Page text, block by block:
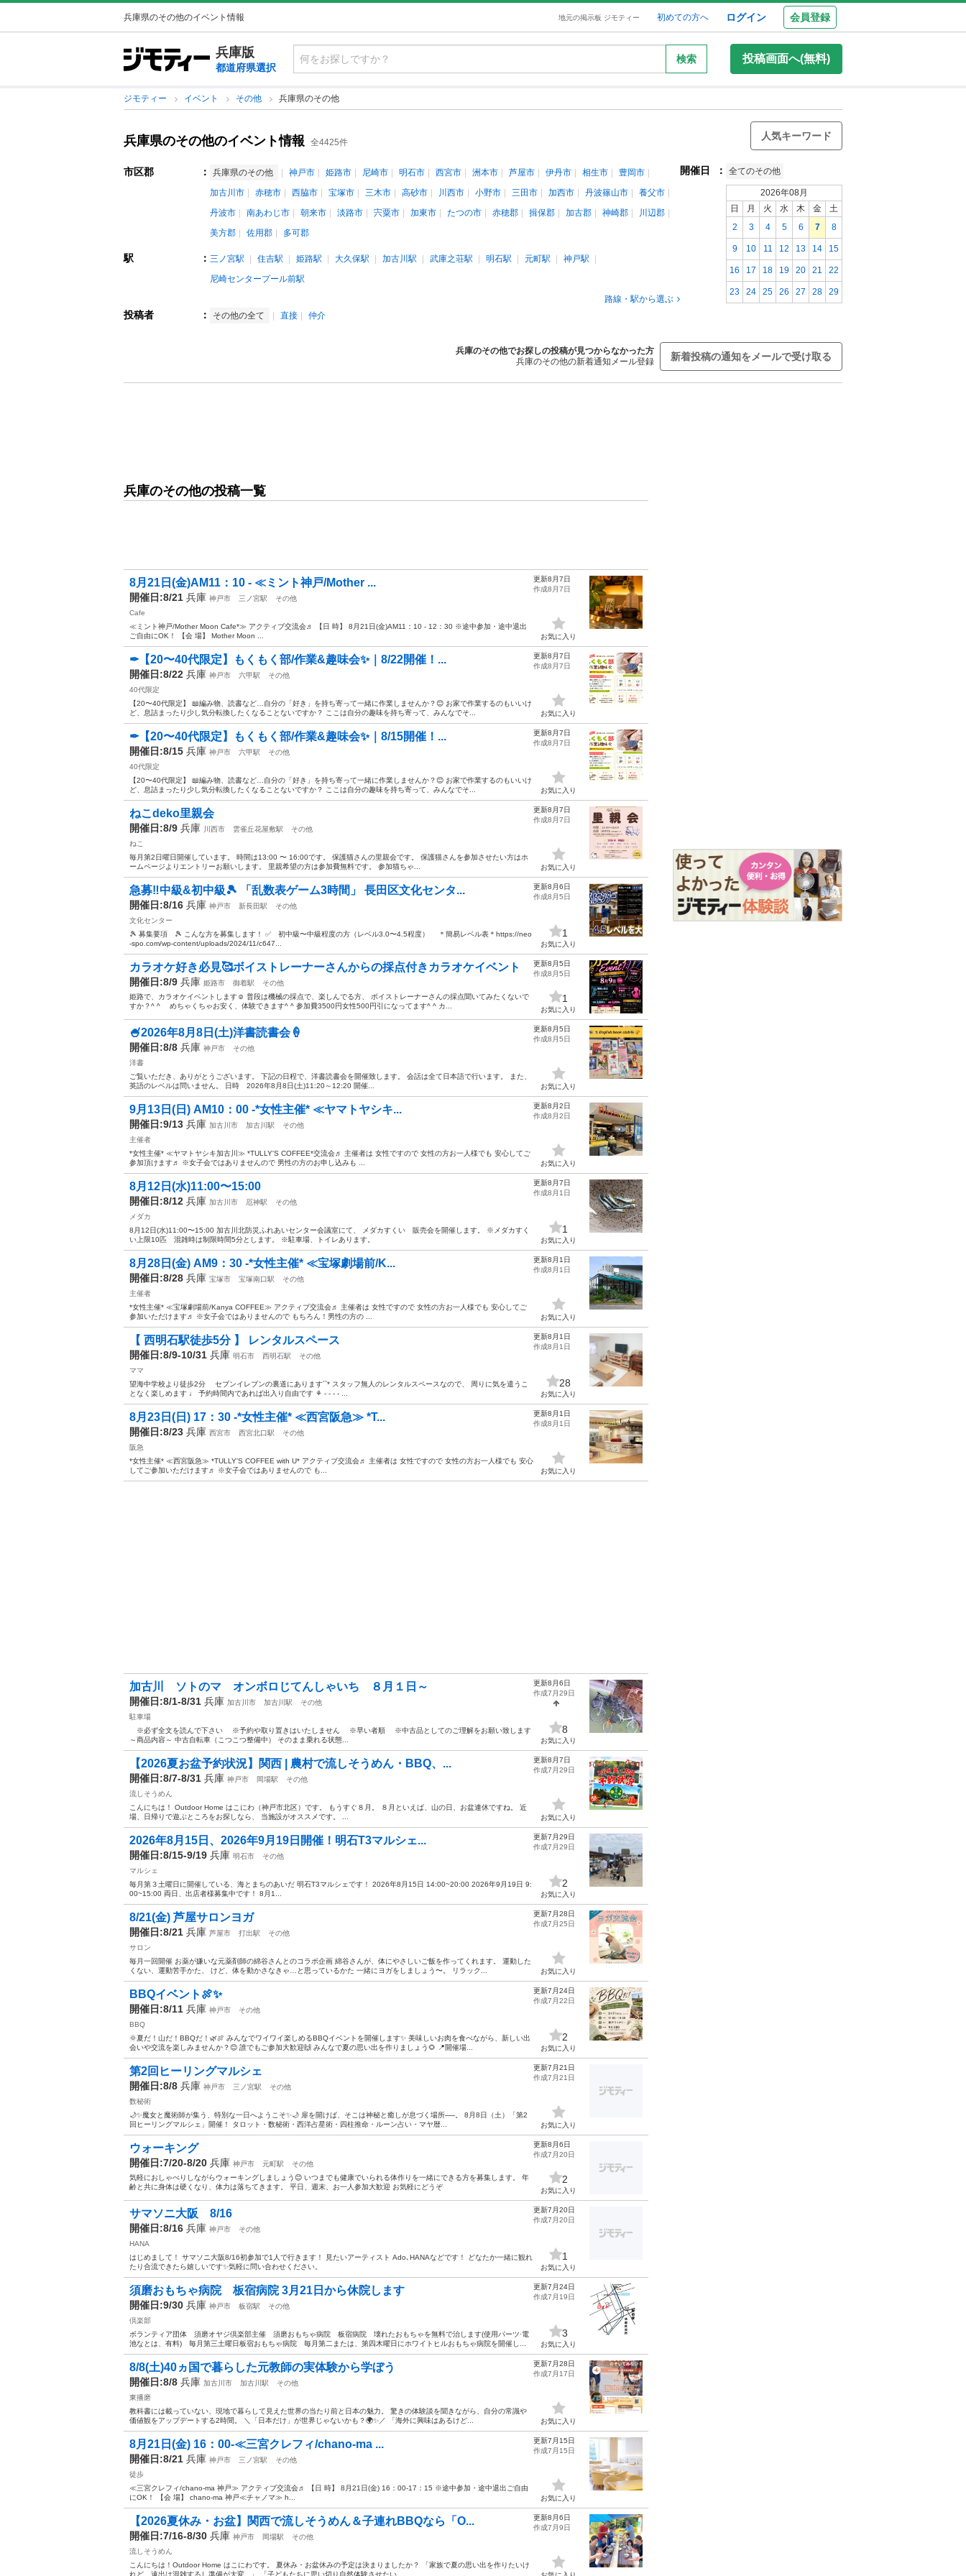
兵庫県のその他のイベント情報 地元の掲示板 ジモティー 初めての方へ ログイン 会員登録
兵庫版
都道府県選択
検索 投稿画面へ(無料)
ジモティー イベント その他 兵庫県のその他
兵庫県のその他のイベント情報 全4425件
人気キーワード
市区郡 ： 兵庫県のその他 神戸市 姫路市 尼崎市 明石市 西宮市 洲本市 芦屋市 伊丹市 相生市
豊岡市
加古川市
赤穂市 西脇市 宝塚市 三木市 高砂市 川西市 小野市 三田市 加西市 丹波篠山市
養父市
丹波市
南あわじ市 朝来市 淡路市 宍粟市 加東市 たつの市 赤穂郡 揖保郡 加古郡 神崎郡
川辺郡
美方郡
佐用郡 多可郡
駅 ： 三ノ宮駅 住吉駅 姫路駅 大久保駅 加古川駅 武庫之荘駅 明石駅 元町駅
神戸駅
尼崎センタープール前駅
路線・駅から選ぶ
投稿者 ： その他の全て 直接 仲介
開催日 ： 全てのその他
2026年08月
日
月 火 水 木 金
土
2
3 4 5 6 7 8
9 10 11 12 13 14 15
16 17 18 19 20 21 22
23 24 25 26 27 28 29
兵庫のその他でお探しの投稿が見つからなかった方
兵庫のその他の新着通知メール登録
新着投稿の通知をメールで受け取る
兵庫のその他の投稿一覧
8月21日(金)AM11：10 - ≪ミント神戸/Mother ...
開催日:8/21 兵庫 神戸市 三ノ宮駅
その他
Cafe
≪ミント神戸/Mother Moon Cafe*≫ アクティブ交流会♬ 【日 時】 8月21日(金)AM11：10 - 12：30 ※途中参加・途中退出
ご自由にOK！ 【会 場】 Mother Moon ...
更新8月7日
作成8月7日
お気に入り
✒【20〜40代限定】もくもく部/作業&趣味会✨｜8/22開催！...
開催日:8/22 兵庫 神戸市 六甲駅
その他
40代限定
【20〜40代限定】 📖編み物、読書など…自分の「好き」を持ち寄って一緒に作業しませんか？😊 お家で作業するのもいいけ
ど、息詰まったり少し気分転換したくなることないですか？ ここは自分の趣味を持ち寄って、みんなでそ...
更新8月7日
作成8月7日
お気に入り
✒【20〜40代限定】もくもく部/作業&趣味会✨｜8/15開催！...
開催日:8/15 兵庫 神戸市 六甲駅
その他
40代限定
【20〜40代限定】 📖編み物、読書など…自分の「好き」を持ち寄って一緒に作業しませんか？😊 お家で作業するのもいいけ
ど、息詰まったり少し気分転換したくなることないですか？ ここは自分の趣味を持ち寄って、みんなでそ...
更新8月7日
作成8月7日
お気に入り
ねこdeko里親会
開催日:8/9 兵庫 川西市 雲雀丘花屋敷駅
その他
ねこ
毎月第2日曜日開催しています。 時間は13:00 〜 16:00です。 保護猫さんの里親会です。 保護猫さんを参加させたい方はホ
ームページよりエントリーお願いします。 里親希望の方は参加費無料です。 参加猫ちゃ...
更新8月7日
作成8月7日
お気に入り
急募‼️中級&初中級🎾 「乱数表ゲーム3時間」 長田区文化センタ...
開催日:8/16 兵庫 神戸市 新長田駅
その他
文化センター
🎾 募集要項 🎾 こんな方を募集します！ ✅ 初中級〜中級程度の方（レベル3.0〜4.5程度） ＊簡易レベル表＊https://neo
-spo.com/wp-content/uploads/2024/11/c647...
更新8月6日
作成8月5日
1
お気に入り
カラオケ好き必見🥰ボイストレーナーさんからの採点付きカラオケイベント
開催日:8/9 兵庫 姫路市 御着駅
その他
姫路で、カラオケイベントします☺️ 普段は機械の採点で、楽しんでる方、 ボイストレーナーさんの採点聞いてみたくないで
すか？^ ^ めちゃくちゃお安く、体験できます^ ^ 参加費3500円女性500円引になってます^ ^ カ...
更新8月5日
作成8月5日
1
お気に入り
🍧2026年8月8日(土)洋書読書会🍦
開催日:8/8 兵庫 神戸市
その他
洋書
ご覧いただき、ありがとうございます。 下記の日程で、洋書読書会を開催致します。 会話は全て日本語で行います。 また、
英語のレベルは問いません。 日時 2026年8月8日(土)11:20～12:20 開催...
更新8月5日
作成8月5日
お気に入り
9月13日(日) AM10：00 -*女性主催* ≪ヤマトヤシキ...
開催日:9/13 兵庫 加古川市 加古川駅
その他
主催者
*女性主催* ≪ヤマトヤシキ加古川≫ *TULLY'S COFFEE*交流会♬ 主催者は 女性ですので 女性の方お一人様でも 安心してご
参加頂けます♬ ※女子会ではありませんので 男性の方のお申し込みも ...
更新8月2日
作成8月2日
お気に入り
8月12日(水)11:00〜15:00
開催日:8/12 兵庫 加古川市 厄神駅
その他
メダカ
8月12日(水)11:00〜15:00 加古川北防災ふれあいセンター会議室にて、 メダカすくい 販売会を開催します。 ※メダカすく
い上限10匹 混雑時は制限時間5分とします。 ※駐車場、トイレあります。
更新8月7日
作成8月1日
1
お気に入り
8月28日(金) AM9：30 -*女性主催* ≪宝塚劇場前/K...
開催日:8/28 兵庫 宝塚市 宝塚南口駅
その他
主催者
*女性主催* ≪宝塚劇場前/Kanya COFFEE≫ アクティブ交流会♬ 主催者は 女性ですので 女性の方お一人様でも 安心してご
参加いただけます♬ ※女子会ではありませんので もちろん！男性の方の ...
更新8月1日
作成8月1日
お気に入り
【 西明石駅徒歩5分 】 レンタルスペース
開催日:8/9-10/31 兵庫 明石市 西明石駅
その他
ママ
望海中学校より徒歩2分 セブンイレブンの裏道にあります´`* スタッフ無人のレンタルスペースなので、 周りに気を遣うこ
となく楽しめます ♩ 予約時間内であれば出入り自由です ⚘ ‪- - - - ...
更新8月1日
作成8月1日
28
お気に入り
8月23日(日) 17：30 -*女性主催* ≪西宮阪急≫ *T...
開催日:8/23 兵庫 西宮市 西宮北口駅
その他
阪急
*女性主催* ≪西宮阪急≫ *TULLY'S COFFEE with U* アクティブ交流会♬ 主催者は 女性ですので 女性の方お一人様でも 安心
してご参加いただけます♬ ※女子会ではありませんので も...
更新8月1日
作成8月1日
お気に入り
加古川 ソトのマ オンボロじてんしゃいち ８月１日～
開催日:8/1-8/31 兵庫 加古川市 加古川駅
その他
駐車場
※必ず全文を読んで下さい ※予約や取り置きはいたしません ※早い者順 ※中古品としてのご理解をお願い致します
～商品内容～ 中古自転車（こつこつ整備中） そのまま乗れる状態...
更新8月6日
作成7月29日
8
お気に入り
【2026夏お盆予約状況】関西 | 農村で流しそうめん・BBQ、...
開催日:8/7-8/31 兵庫 神戸市 岡場駅
その他
流しそうめん
こんにちは！ Outdoor Home はこにわ（神戸市北区）です。 もうすぐ８月。 ８月といえば、山の日、お盆連休ですね。 近
場、日帰りで遊ぶところをお探しなら、 当施設がオススメです。 ...
更新8月7日
作成7月29日
お気に入り
2026年8月15日、2026年9月19日開催！明石T3マルシェ...
開催日:8/15-9/19 兵庫 明石市
その他
マルシェ
毎月第３土曜日に開催している、海とまちのあいだ 明石T3マルシェです！ 2026年8月15日 14:00~20:00 2026年9月19日 9:
00~15:00 両日、出店者様募集中です！ 8月1...
更新7月29日
作成7月29日
2
お気に入り
8/21(金) 芦屋サロンヨガ
開催日:8/21 兵庫 芦屋市 打出駅
その他
サロン
毎月一回開催 お薬が嫌いな元薬剤師の綿谷さんとのコラボ企画 綿谷さんが、体にやさしいご飯を作ってくれます。 運動した
くない、運動苦手かた、 けど、体を動かさなきゃ…と思っているかた 一緒にヨガをしましょう〜。 リラック...
更新7月28日
作成7月25日
お気に入り
BBQイベント🍖✨️
開催日:8/11 兵庫 神戸市
その他
BBQ
🌞夏だ！山だ！BBQだ！🌿🍖 みんなでワイワイ楽しめるBBQイベントを開催します✨ 美味しいお肉を食べながら、新しい出
会いや交流を楽しみませんか？😊 誰でもご参加大歓迎🙌 みんなで夏の思い出を作りましょう🌻 📍開催場...
更新7月24日
作成7月22日
2
お気に入り
第2回ヒーリングマルシェ
開催日:8/8 兵庫 神戸市 三ノ宮駅
その他
数秘術
🌙✨魔女と魔術師が集う、特別な一日へようこそ✨🌙 扉を開けば、そこは神秘と癒しが息づく場所──。 8月8日（土）「第2
回ヒーリングマルシェ」開催！ タロット・数秘術・西洋占星術・四柱推命・ルーン占い・マヤ暦...
更新7月21日
作成7月21日
お気に入り
ウォーキング
開催日:7/20-8/20 兵庫 神戸市 元町駅
その他
気軽におしゃべりしながらウォーキングしましょう😊 いつまでも健康でいられる体作りを一緒にできる方を募集します。 年
齢と共に身体は硬くなり、体力は落ちてきます。 平日、週末、お一人参加大歓迎 お気軽にどうぞ
更新8月6日
作成7月20日
2
お気に入り
サマソニ大阪 8/16
開催日:8/16 兵庫 神戸市
その他
HANA
はじめまして！ サマソニ大阪8/16初参加で1人で行きます！ 見たいアーティスト Ado､HANAなどです！ どなたか一緒に観れ
たり合流できたら嬉しいです✨気軽に問い合わせください。
更新7月20日
作成7月20日
1
お気に入り
須磨おもちゃ病院 板宿病院 3月21日から休院します
開催日:9/30 兵庫 神戸市 板宿駅
その他
倶楽部
ボランティア団体 須磨オヤジ倶楽部主催 須磨おもちゃ病院 板宿病院 壊れたおもちゃを無料で治します(使用パーツ·電
池なとは、有料) 毎月第三土曜日板宿おもちゃ病院 毎月第二または、第四木曜日にホワイトヒルおもちゃ病院を開催し...
更新7月24日
作成7月19日
3
お気に入り
8/8(土)40ヵ国で暮らした元教師の実体験から学ぼう
開催日:8/8 兵庫 加古川市 加古川駅
その他
東播磨
教科書には載っていない、現地で暮らして見えた世界の当たり前と日本の魅力。 驚きの体験談を聞きながら、自分の常識や
価値観をアップデートする2時間。 ＼「日本だけ」が世界じゃないかも？🌍✨／ 「海外に興味はあるけど...
更新7月28日
作成7月17日
お気に入り
8月21日(金) 16：00-≪三宮クレフィ/chano-ma ...
開催日:8/21 兵庫 神戸市 三ノ宮駅
その他
徒歩
≪三宮クレフィ/chano-ma 神戸≫ アクティブ交流会♬ 【日 時】 8月21日(金) 16：00-17：15 ※途中参加・途中退出ご自由
にOK！ 【会 場】 chano-ma 神戸≪チャノマ≫ h...
更新7月15日
作成7月15日
お気に入り
【2026夏休み・お盆】関西で流しそうめん＆子連れBBQなら「O...
開催日:7/16-8/30 兵庫 神戸市 岡場駅
その他
流しそうめん
こんにちは！Outdoor Home はこにわです。 夏休み・お盆休みの予定は決まりましたか？ 「家族で夏の思い出を作りたいけ
れど、遠出は混雑するし準備が大変...」 「子どもたちに思い切り自然体験させたい...
更新8月6日
作成7月9日